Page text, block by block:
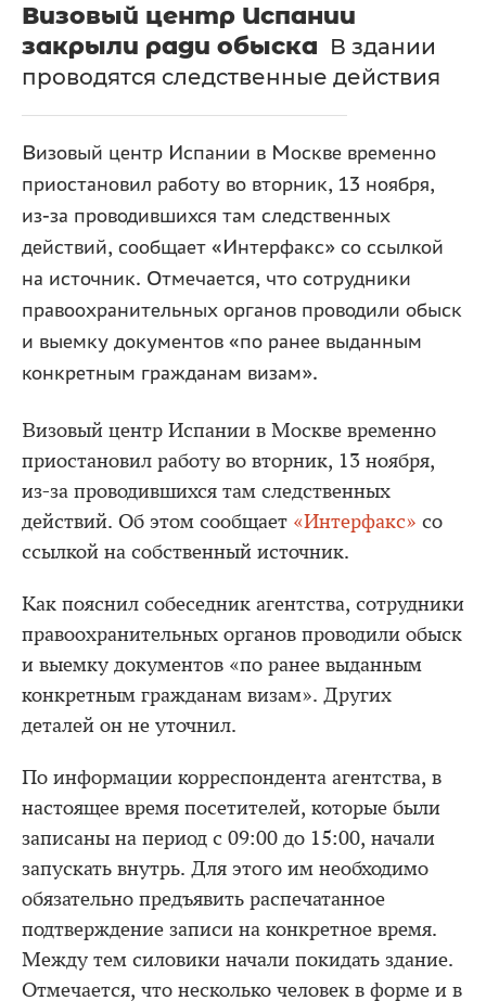
Визовый центр Испании
закрыли ради обыска В здании
проводятся следственные действия
Визовый центр Испании в Москве временно
приостановил работу во вторник, 13 ноября,
из-за проводившихся там следственных
действий, сообщает «Интерфакс» со ссылкой
на источник. Отмечается, что сотрудники
правоохранительных органов проводили обыск
и выемку документов «по ранее выданным
конкретным гражданам визам».
Визовый центр Испании в Москве временно
приостановил работу во вторник, 13 ноября,
из-за проводившихся там следственных
действий. Об этом сообщает «Интерфакс» со
ссылкой на собственный источник.
Как пояснил собеседник агентства, сотрудники
правоохранительных органов проводили обыск
и выемку документов «по ранее выданным
конкретным гражданам визам». Других
деталей он не уточнил.
По информации корреспондента агентства, в
настоящее время посетителей, которые были
записаны на период с 09:00 до 15:00, начали
запускать внутрь. Для этого им необходимо
обязательно предъявить распечатанное
подтверждение записи на конкретное время.
Между тем силовики начали покидать здание.
Отмечается, что несколько человек в форме и в